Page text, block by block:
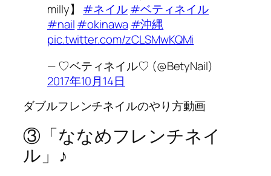
milly】 #ネイル#ベティネイル
#nail#okinawa #沖縄
pic.twitter.com/zCLSMwKQMi
— ♡ベティネイル♡ (@BetyNail)
2017年10月14日
ダブルフレンチネイルのやり方動画
③「ななめフレンチネイ
ル」♪